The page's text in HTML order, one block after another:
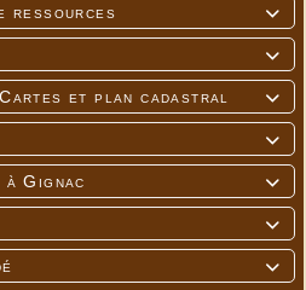

ressources


et plan cadastral


Gignac

